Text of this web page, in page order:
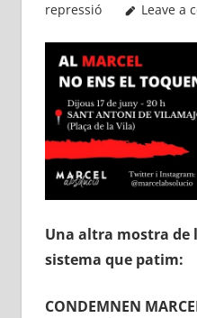
repressió
Leave a
Una altra mostra de
sistema que patim:
CONDEMNEN